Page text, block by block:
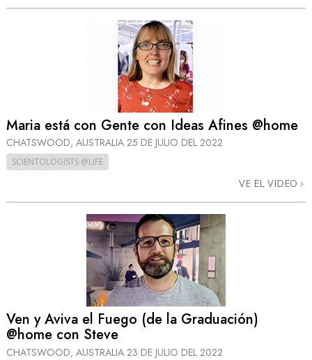
Maria está con Gente con Ideas Afines @home
CHATSWOOD, AUSTRALIA 25 DE JULIO DEL 2022
SCIENTOLOGISTS @LIFE
VE EL VIDEO
Ven y Aviva el Fuego (de la Graduación)
@home con Steve
CHATSWOOD, AUSTRALIA 23 DE JULIO DEL 2022